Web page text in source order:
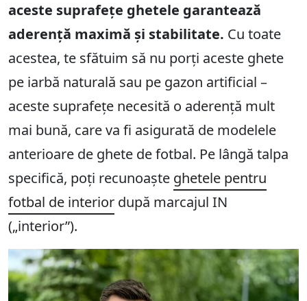
aceste suprafețe ghetele garantează
aderență maximă și stabilitate. Cu toate
acestea, te sfătuim să nu porți aceste ghete
pe iarbă naturală sau pe gazon artificial –
aceste suprafețe necesită o aderență mult
mai bună, care va fi asigurată de modelele
anterioare de ghete de fotbal. Pe lângă talpa
specifică, poți recunoaște ghetele pentru
fotbal de interior după marcajul IN
(„interior”).